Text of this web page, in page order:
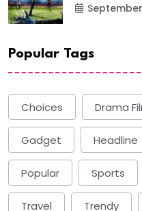
Popular Tags
Choices Drama
Gadget Headline
Popular Sports
Travel Trendy